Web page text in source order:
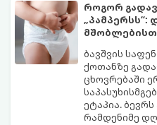
როგორ
„პამპერსს“:
ბავშვის
ქოთანზე
ცხოვრებაში
ეტაპია.
რამდენიმე